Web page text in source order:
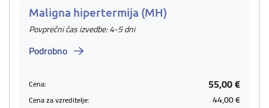
Maligna hipertermija (MH)
Povprečni čas izvedbe: 4-5 dni
Podrobno
Cena: 55,00 €
Cena za vzreditelje: 44,00 €